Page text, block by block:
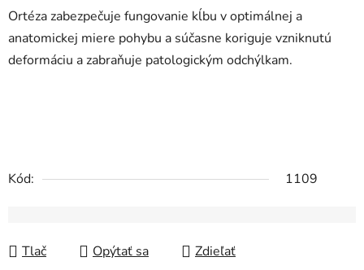
Ortéza zabezpečuje fungovanie kĺbu v optimálnej a
anatomickej miere pohybu a súčasne koriguje vzniknutú
deformáciu a zabraňuje patologickým odchýlkam.
Kód: 1109
Tlač Opýtať sa Zdieľať